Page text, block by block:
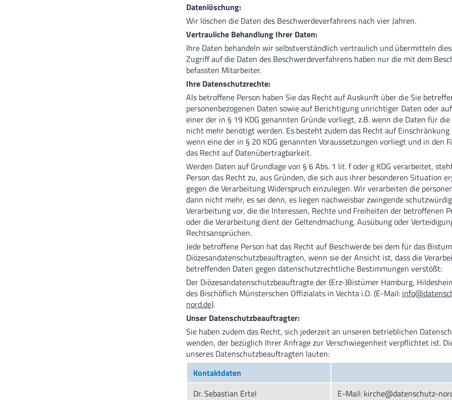
Datenlöschung:
Wir löschen die Daten des Beschwerdeverfahrens nach vier Jahren.
Vertrauliche Behandlung Ihrer Daten:
Ihre Daten behandeln wir selbstverständlich vertraulich und übermitteln
Zugriff auf die Daten des Beschwerdeverfahrens haben nur die mit dem
befassten Mitarbeiter.
Ihre Datenschutzrechte:
Als betroffene Person haben Sie das Recht auf Auskunft über die Sie
personenbezogenen Daten sowie auf Berichtigung unrichtiger Daten oder auf
einer der in § 19 KDG genannten Gründe vorliegt, z.B. wenn die Daten für die
nicht mehr benötigt werden. Es besteht zudem das Recht auf Einschränkung
wenn eine der in § 20 KDG genannten Voraussetzungen vorliegt und in den
das Recht auf Datenübertragbarkeit.
Werden Daten auf Grundlage von § 6 Abs. 1 lit. f oder g KDG verarbeitet,
Person das Recht zu, aus Gründen, die sich aus ihrer besonderen Situation
gegen die Verarbeitung Widerspruch einzulegen. Wir verarbeiten die
dann nicht mehr, es sei denn, es liegen nachweisbar zwingende
Verarbeitung vor, die die Interessen, Rechte und Freiheiten der betroffenen
oder die Verarbeitung dient der Geltendmachung, Ausübung oder Verteidigung
Rechtsansprüchen.
Jede betroffene Person hat das Recht auf Beschwerde bei dem für das Bistum
Diözesandatenschutzbeauftragten, wenn sie der Ansicht ist, dass die
betreffenden Daten gegen datenschutzrechtliche Bestimmungen verstößt:
Der Diözesandatenschutzbeauftragte der (Erz-)Bistümer Hamburg,
des Bischöflich Münsterschen Offizialats in Vechta i.O. (E-Mail:
nord.de).
Unser Datenschutzbeauftragter:
Sie haben zudem das Recht, sich jederzeit an unseren betrieblichen
wenden, der bezüglich Ihrer Anfrage zur Verschwiegenheit verpflichtet ist.
unseres Datenschutzbeauftragten lauten:
Kontaktdaten
Dr. Sebastian Ertel
E-Mail: kirche@datenschutz-